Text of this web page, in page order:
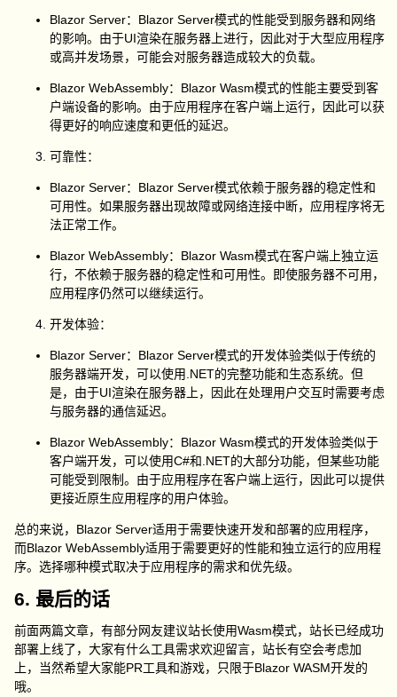
Blazor Server：Blazor Server模式的性能受到服务器和网络
的影响。由于UI渲染在服务器上进行，因此对于大型应用程序
或高并发场景，可能会对服务器造成较大的负载。
Blazor WebAssembly：Blazor Wasm模式的性能主要受到客
户端设备的影响。由于应用程序在客户端上运行，因此可以获
得更好的响应速度和更低的延迟。
可靠性：
Blazor Server：Blazor Server模式依赖于服务器的稳定性和
可用性。如果服务器出现故障或网络连接中断，应用程序将无
法正常工作。
Blazor WebAssembly：Blazor Wasm模式在客户端上独立运
行，不依赖于服务器的稳定性和可用性。即使服务器不可用，
应用程序仍然可以继续运行。
开发体验：
Blazor Server：Blazor Server模式的开发体验类似于传统的
服务器端开发，可以使用.NET的完整功能和生态系统。但
是，由于UI渲染在服务器上，因此在处理用户交互时需要考虑
与服务器的通信延迟。
Blazor WebAssembly：Blazor Wasm模式的开发体验类似于
客户端开发，可以使用C#和.NET的大部分功能，但某些功能
可能受到限制。由于应用程序在客户端上运行，因此可以提供
更接近原生应用程序的用户体验。
总的来说，Blazor Server适用于需要快速开发和部署的应用程序，
而Blazor WebAssembly适用于需要更好的性能和独立运行的应用程
序。选择哪种模式取决于应用程序的需求和优先级。
6. 最后的话
前面两篇文章，有部分网友建议站长使用Wasm模式，站长已经成功
部署上线了，大家有什么工具需求欢迎留言，站长有空会考虑加
上，当然希望大家能PR工具和游戏，只限于Blazor WASM开发的
哦。